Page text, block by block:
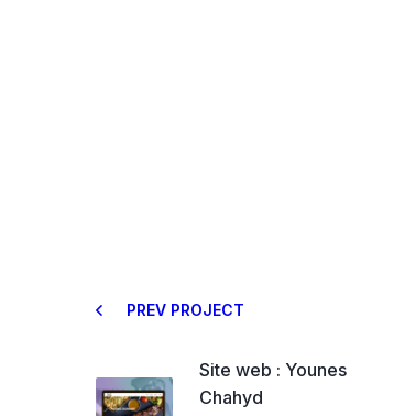
PREV PROJECT
Site web : Younes
Chahyd